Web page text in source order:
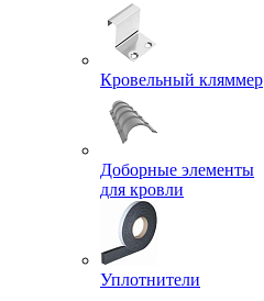
Кровельный кляммер
Доборные элементы
для кровли
Уплотнители